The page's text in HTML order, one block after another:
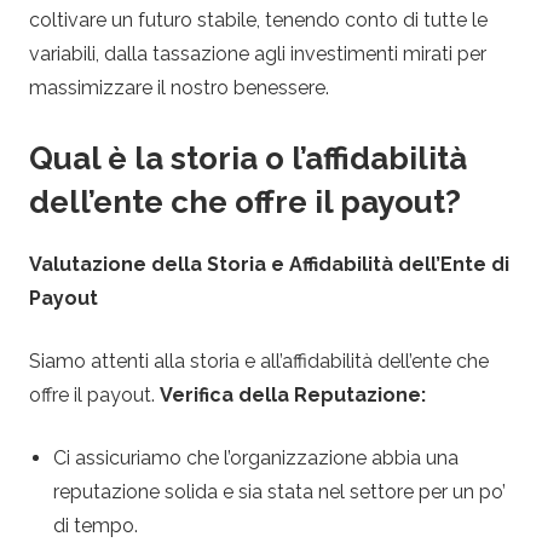
coltivare un futuro stabile, tenendo conto di tutte le
variabili, dalla tassazione agli investimenti mirati per
massimizzare il nostro benessere.
Qual è la storia o l’affidabilità
dell’ente che offre il payout?
Valutazione della Storia e Affidabilità dell’Ente di
Payout
Siamo attenti alla storia e all’affidabilità dell’ente che
offre il payout. Verifica della Reputazione:
Ci assicuriamo che l’organizzazione abbia una
reputazione solida e sia stata nel settore per un po’
di tempo.